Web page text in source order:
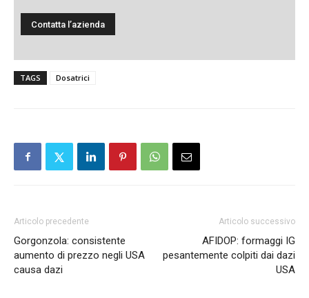
TAGS Dosatrici
Articolo precedente
Gorgonzola: consistente
aumento di prezzo negli USA
causa dazi
Articolo successivo
AFIDOP: formaggi IG
pesantemente colpiti dai dazi
USA